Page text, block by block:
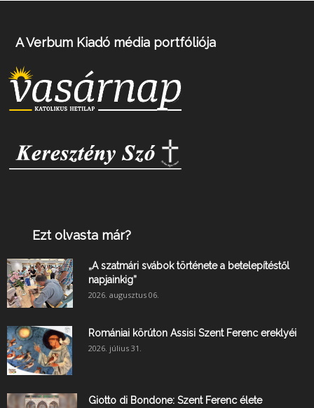
A Verbum Kiadó média portfóliója
Ezt olvasta már?
„A szatmári svábok története a betelepítéstől
napjainkig”
2026. augusztus 06.
Romániai körúton Assisi Szent Ferenc ereklyéi
2026. július 31.
Giotto di Bondone: Szent Ferenc élete